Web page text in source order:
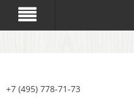
+7 (495) 778-71-73